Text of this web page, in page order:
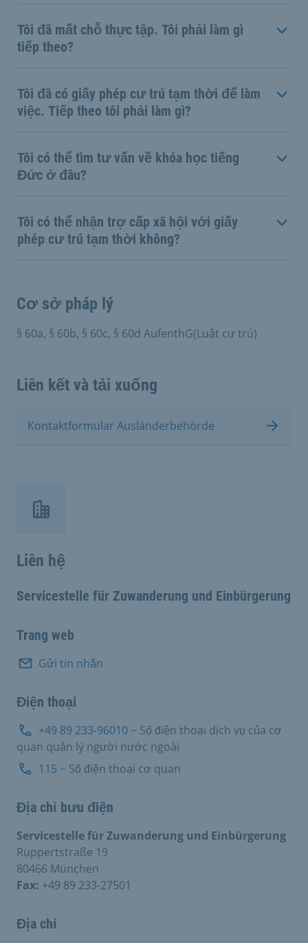
Tôi đã mất chỗ thực tập. Tôi phải làm gì
tiếp theo?
Tôi đã có giấy phép cư trú tạm thời để làm
việc. Tiếp theo tôi phải làm gì?
Tôi có thể tìm tư vấn về khóa học tiếng
Đức ở đâu?
Tôi có thể nhận trợ cấp xã hội với giấy
phép cư trú tạm thời không?
Cơ sở pháp lý
§ 60a, § 60b, § 60c, § 60d AufenthG(Luật cư trú)
Liên kết và tải xuống
Kontaktformular Ausländerbehörde
Liên hệ
Servicestelle für Zuwanderung und Einbürgerung
Trang web
Gửi tin nhắn
Điện thoại
+49 89 233-96010 − Số điện thoại dịch vụ của cơ
quan quản lý người nước ngoài
115 − Số điện thoại cơ quan
Địa chỉ bưu điện
Servicestelle für Zuwanderung und Einbürgerung
Ruppertstraße 19
80466 München
Fax: +49 89 233-27501
Địa chỉ